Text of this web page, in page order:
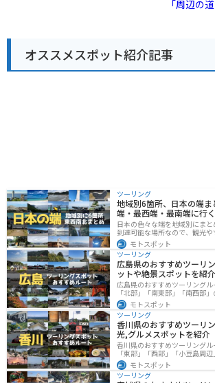
は、地元産の食材を使った郷土料
富士見台高原など、 scenic な景色
たくさんあるので、拠点としても最適です。
古くから刃物の町として知られて
「周辺の
オススメスポット紹介記事
ツーリング
地域別6箇所、日本の端
端・最西端・最南端に行く
日本の色々な端を地域別にま
到達可能な場所なので、観光
参考にしてください。
モトスポット
ツーリング
広島県のおすすめツーリ
ットや絶景スポットを紹介
広島県のおすすめツーリングル
「北部」「南東部」「南西部
す。自然豊かな山と海だけで
造物も多数あるので、飽きる
できます。バイクで広島県に
にしてください。
モトスポット
ツーリング
香川県のおすすめツーリ
光,グルメスポットを紹介
香川県のおすすめツーリングル
「東部」「西部」「小豆島周
す。自然豊かな山から海、絶
ングができます。バイクで香
は参考にしてください。
モトスポット
ツーリング